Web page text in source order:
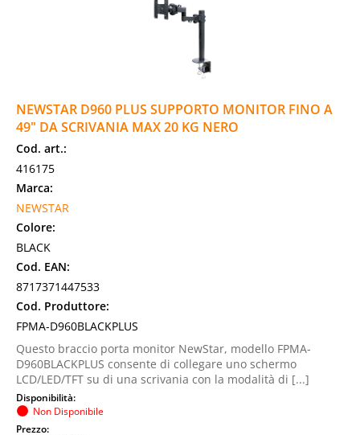
NEWSTAR D960 PLUS SUPPORTO MONITOR FINO A
49" DA SCRIVANIA MAX 20 KG NERO
Cod. art.:
416175
Marca:
NEWSTAR
Colore:
BLACK
Cod. EAN:
8717371447533
Cod. Produttore:
FPMA-D960BLACKPLUS
Questo braccio porta monitor NewStar, modello FPMA-
D960BLACKPLUS consente di collegare uno schermo
LCD/LED/TFT su di una scrivania con la modalità di [...]
Disponibilità:
Non Disponibile
Prezzo: